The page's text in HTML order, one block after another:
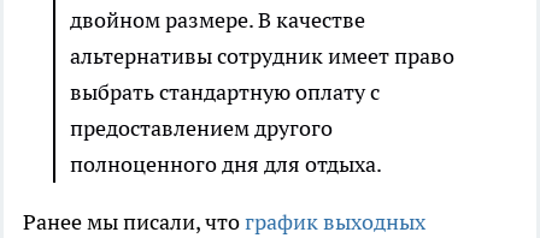
двойном размере. В качестве
альтернативы сотрудник имеет право
выбрать стандартную оплату с
предоставлением другого
полноценного дня для отдыха.
Ранее мы писали, чтографик выходных